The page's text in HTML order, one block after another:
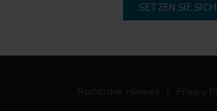
SETZEN SIE
Rechtlicher Hinweis Privacy